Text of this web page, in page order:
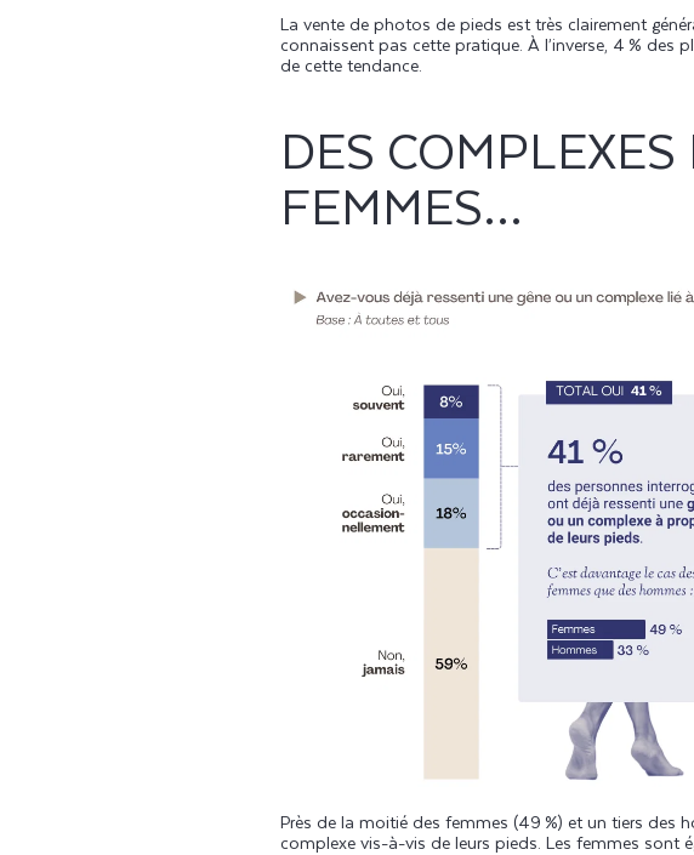
La vente de photos de pieds est très clairement
connaissent pas cette pratique. À l’inverse, 4 % des
de cette tendance.
DES
FEMMES…
Près de la moitié des femmes (49 %) et un tiers des
complexe vis-à-vis de leurs pieds. Les femmes sont